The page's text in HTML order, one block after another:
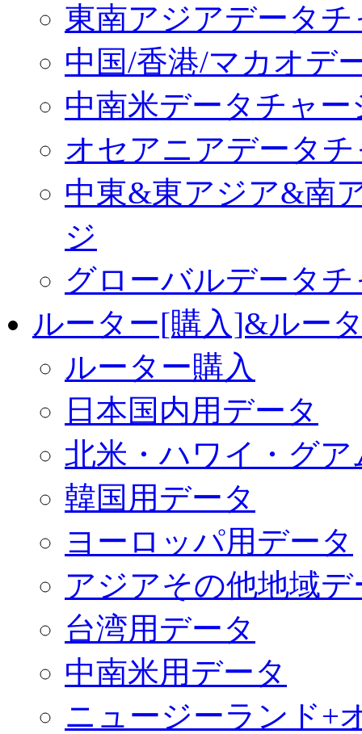
東南アジアデータチ
中国/香港/マカオデ
中南米データチャー
オセアニアデータ
中東&東アジア&南
ジ
グローバルデータ
ルーター[購入]&ルー
ルーター購入
日本国内用データ
北米・ハワイ・グ
韓国用データ
ヨーロッパ用データ
アジアその他地域デ
台湾用データ
中南米用データ
ニュージーランド+